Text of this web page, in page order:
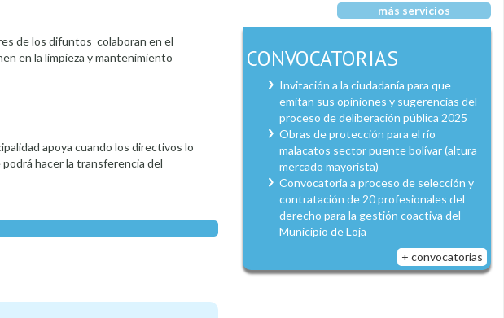
de los difuntos colaboran en el
en la limpieza y mantenimiento
apoya cuando los directivos lo
hacer la transferencia del
más servicios
CONVOCATORIAS
Invitación a la ciudadanía para que
emitan sus opiniones y sugerencias del
proceso de deliberación pública 2025
Obras de protección para el río
malacatos sector puente bolívar (altura
mercado mayorista)
Convocatoria a proceso de selección y
contratación de 20 profesionales del
derecho para la gestión coactiva del
Municipio de Loja
+ convocatorias